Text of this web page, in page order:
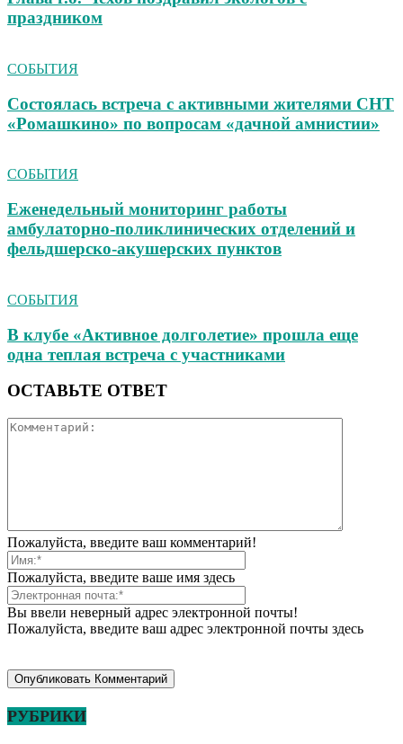
праздником
СОБЫТИЯ
Состоялась встреча с активными жителями СНТ
«Ромашкино» по вопросам «дачной амнистии»
СОБЫТИЯ
Еженедельный мониторинг работы
амбулаторно‑поликлинических отделений и
фельдшерско‑акушерских пунктов
СОБЫТИЯ
В клубе «Активное долголетие» прошла еще
одна теплая встреча с участниками
ОСТАВЬТЕ ОТВЕТ
Пожалуйста, введите ваш комментарий!
Пожалуйста, введите ваше имя здесь
Вы ввели неверный адрес электронной почты!
Пожалуйста, введите ваш адрес электронной почты здесь
РУБРИКИ